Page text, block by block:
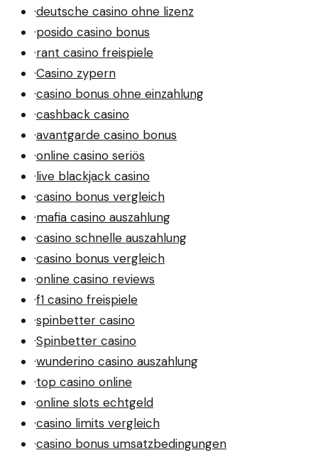
·deutsche casino ohne lizenz
·posido casino bonus
·rant casino freispiele
·Casino zypern
·casino bonus ohne einzahlung
·cashback casino
·avantgarde casino bonus
·online casino seriös
·live blackjack casino
·casino bonus vergleich
·mafia casino auszahlung
·casino schnelle auszahlung
·casino bonus vergleich
·online casino reviews
·f1 casino freispiele
·spinbetter casino
·Spinbetter casino
·wunderino casino auszahlung
·top casino online
·online slots echtgeld
·casino limits vergleich
·casino bonus umsatzbedingungen